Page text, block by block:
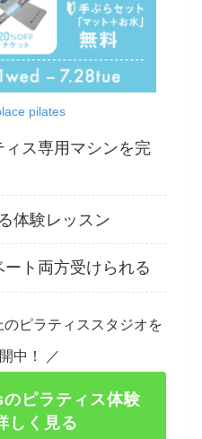
pilates
ス専用マシンを完
体験レッスン
ト両方受けられる
ピラティススタジオを
中！ ／
ピラティス体験
しく見る